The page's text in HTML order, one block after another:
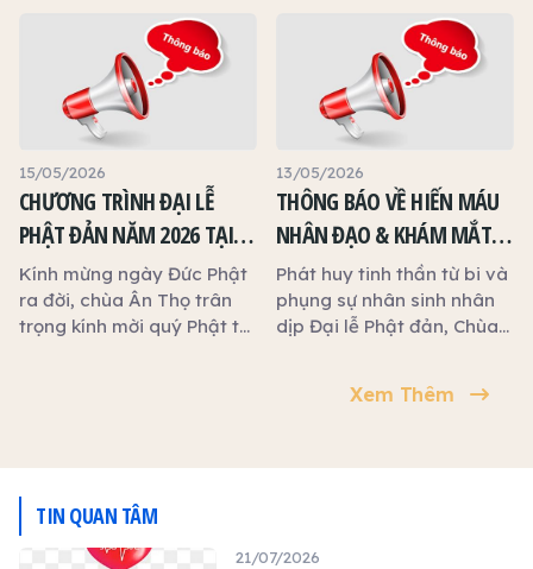
Giáo hội Phật giáo Việt
Nam tỉnh Tây Ninh, Hội Chữ
thập đỏ tỉnh Tây Ninh và
chùa Ân Thọ phối hợp với
Bệnh viện Chợ Rẫy
(TP.HCM) tổ chức chương
trình Hiến máu nhân đạo.
Kính mời quý Phật tử và
quý thiện tín cùng phát
tâm tham gia, trao tặng
những giọt máu hiếu thảo,
góp phần cứu người, lan
chăm sóc sức khỏe răng
miệng miễn phí nhằm góp
phần chăm sóc sức khỏe
cộng đồng.
15/05/2026
CHƯƠNG TRÌNH ĐẠI LỄ
PHẬT ĐẢN NĂM 2026 TẠI
CHÙA ÂN THỌ
Kính mừng ngày Đức Phật
ra đời, chùa Ân Thọ trân
trọng kính mời quý Phật tử
13/05/2026
THÔNG BÁO VỀ HIẾN MÁU
NHÂN ĐẠO & KHÁM MẮT
MIỄN PHÍ NHÂN DỊP ĐẠI LỄ
PHẬT ĐẢN TẠI CHÙA ÂN
THỌ
Phát huy tinh thần từ bi và
phụng sự nhân sinh nhân
dịp Đại lễ Phật đản, Chùa
nguyện ý nghĩa:
Xem Thêm
TIN QUAN TÂM
21/07/2026